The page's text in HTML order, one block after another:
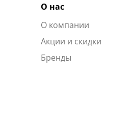
О нас
О компании
Акции и скидки
Бренды